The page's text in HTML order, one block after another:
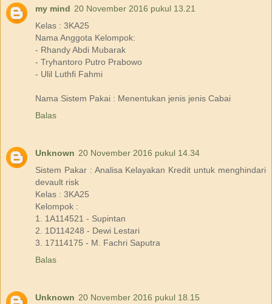
my mind 20 November 2016 pukul 13.21
Kelas : 3KA25
Nama Anggota Kelompok:
- Rhandy Abdi Mubarak
- Tryhantoro Putro Prabowo
- Ulil Luthfi Fahmi
Nama Sistem Pakai : Menentukan jenis jenis Cabai
Balas
Unknown 20 November 2016 pukul 14.34
Sistem Pakar : Analisa Kelayakan Kredit untuk menghindari
devault risk
Kelas : 3KA25
Kelompok :
1. 1A114521 - Supintan
2. 1D114248 - Dewi Lestari
3. 17114175 - M. Fachri Saputra
Balas
Unknown 20 November 2016 pukul 18.15